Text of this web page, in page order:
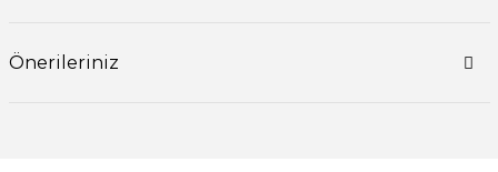
Önerileriniz